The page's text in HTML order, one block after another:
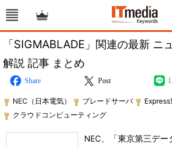
「SIGMABLADE」関連の最新 ニ
解説 記事 まとめ
Share Post
NEC（日本電気） ブレードサーバ
クラウドコンピューティング
NEC、「東京第三デ